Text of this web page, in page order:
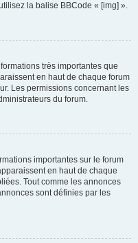
la balise BBCode « [img] ».
très importantes que
en haut de chaque forum
Les permissions concernant les
du forum.
importantes sur le forum
en haut de chaque
Tout comme les annonces
sont définies par les